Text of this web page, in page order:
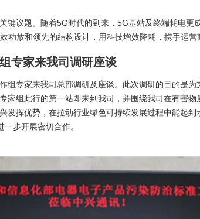
键议题。随着5G时代的到来，5G基站及终端耗电
放和领先的结构设计，用科技增效降耗，携手运营
专家来我司调研座谈
专家来我司总部调研及座谈。此次调研的目的是
组此行的第一站即来到我司，并围绕我司在有害
挥优势，在拉动行业绿色可持续发展过程中能起
步开展密切合作。